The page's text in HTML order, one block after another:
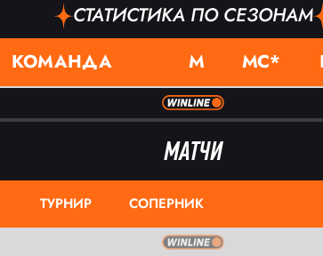
СТАТИСТИКА ПО СЕЗОНАМ
КОМАНДА М МС*
МАТЧИ
ТУРНИР СОПЕРНИК